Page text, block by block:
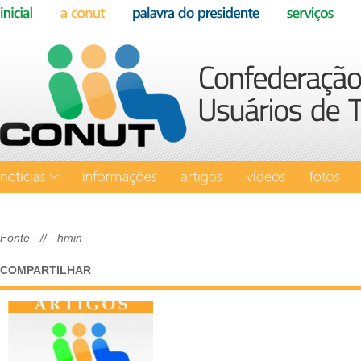
Fonte - // - hmin
COMPARTILHAR